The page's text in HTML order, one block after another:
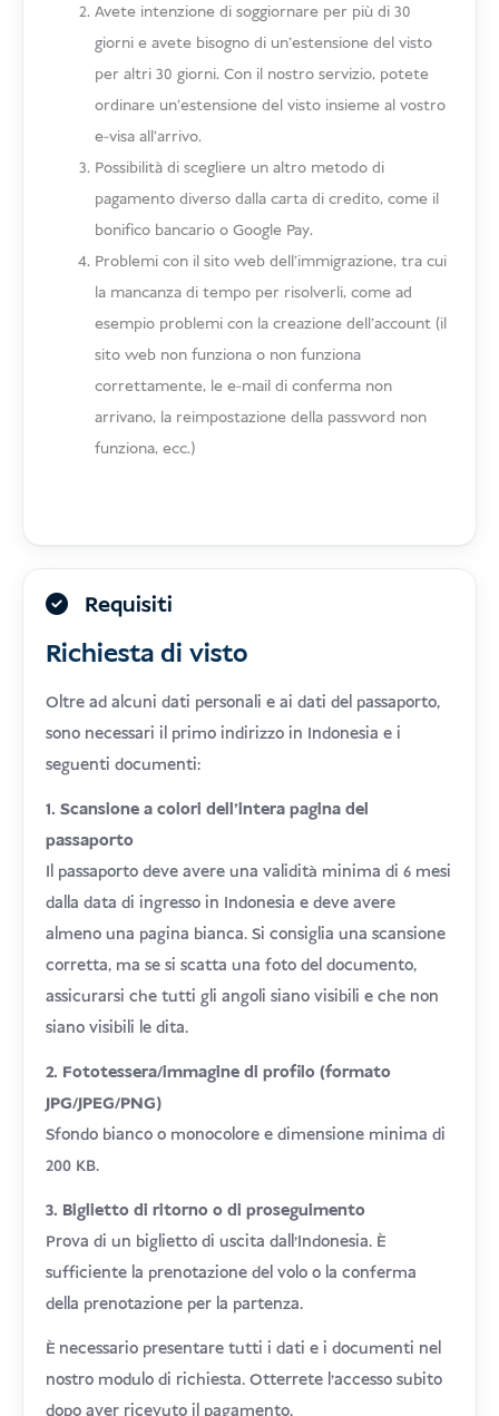
Avete intenzione di soggiornare per più di 30
giorni e avete bisogno di un'estensione del visto
per altri 30 giorni. Con il nostro servizio, potete
ordinare un'estensione del visto insieme al vostro
e-visa all'arrivo.
Possibilità di scegliere un altro metodo di
pagamento diverso dalla carta di credito, come il
bonifico bancario o Google Pay.
Problemi con il sito web dell'immigrazione, tra cui
la mancanza di tempo per risolverli, come ad
esempio problemi con la creazione dell'account (il
sito web non funziona o non funziona
correttamente, le e-mail di conferma non
arrivano, la reimpostazione della password non
funziona, ecc.)
Requisiti
Richiesta di visto
Oltre ad alcuni dati personali e ai dati del passaporto,
sono necessari il primo indirizzo in Indonesia e i
seguenti documenti:
1. Scansione a colori dell'intera pagina del
passaporto
Il passaporto deve avere una validità minima di 6 mesi
dalla data di ingresso in Indonesia e deve avere
almeno una pagina bianca. Si consiglia una scansione
corretta, ma se si scatta una foto del documento,
assicurarsi che tutti gli angoli siano visibili e che non
siano visibili le dita.
2. Fototessera/immagine di profilo (formato
JPG/JPEG/PNG)
Sfondo bianco o monocolore e dimensione minima di
200 KB.
3. Biglietto di ritorno o di proseguimento
Prova di un biglietto di uscita dall'Indonesia. È
sufficiente la prenotazione del volo o la conferma
della prenotazione per la partenza.
È necessario presentare tutti i dati e i documenti nel
nostro modulo di richiesta. Otterrete l'accesso subito